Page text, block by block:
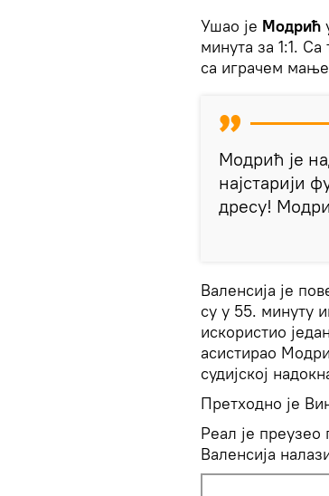
Ушао је Модрић
минута за 1:1.
са играчем
Модрић је
најстарији
дресу!
Валенсија је
су у 55. минуту
искористио
асистирао
судијској
Претходно је
Реал је
Валенсија